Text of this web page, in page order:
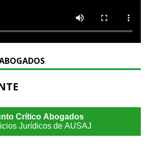
Crítico Abogados
Jurídicos de AUSAJ